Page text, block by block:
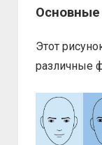
Этот
различные